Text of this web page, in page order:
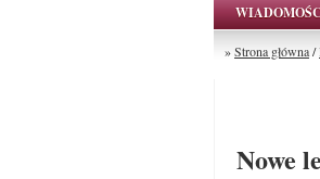
»Strona główna/
Nowe